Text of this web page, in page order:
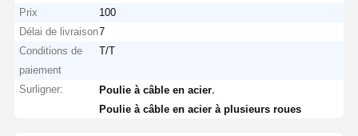
Prix
100
Délai de livraison7
Conditions de
paiement
T/T
Surligner: Poulie à câble en acier
Poulie à câble en acier à plusieurs roues